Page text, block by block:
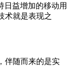
日益增加的移动用
术就是表现之
伴随而来的是实